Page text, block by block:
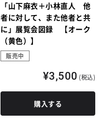
「山下麻衣＋小林直人 他
者に対して、また他者と共
に」展覧会図録 【オーク
（黄色）】
販売中
¥3,500 (税込)
購入する